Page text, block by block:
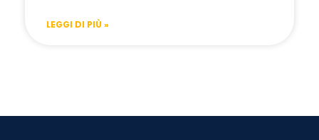
LEGGI DI PIÙ »